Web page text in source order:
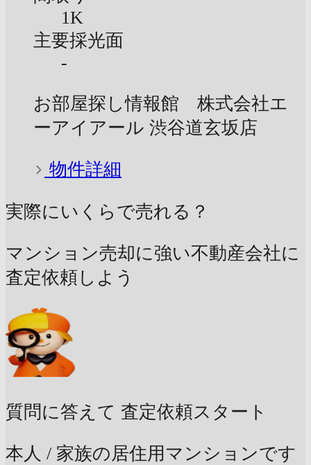
1K
主要採光面
-
お部屋探し情報館 株式会社エ
ーアイアール 渋谷道玄坂店
物件詳細
実際にいくらで売れる？
マンション売却に強い不動産会社に
査定依頼しよう
質問に答えて 査定依頼スタート
本人 / 家族の居住用マンションです